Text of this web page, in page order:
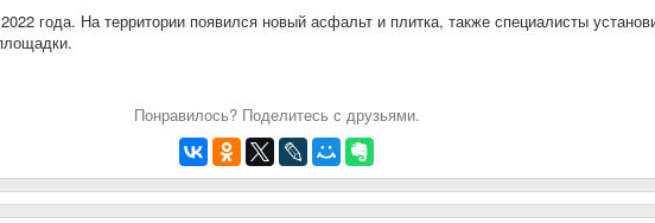
года. На территории появился новый асфальт и плитка, также специалисты
Понравилось? Поделитесь с друзьями.